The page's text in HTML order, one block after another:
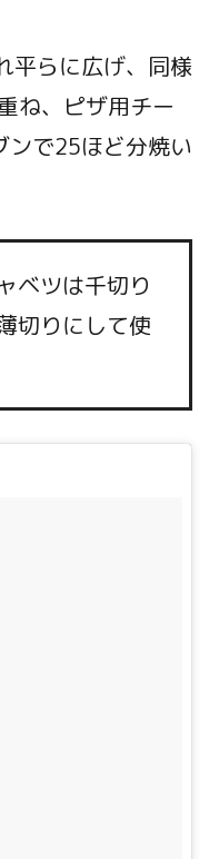
平らに広げ、同様
ね、ピザ用チー
で25ほど分焼い
ベツは千切り
切りにして使